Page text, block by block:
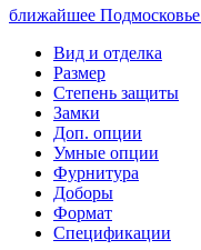
ближайшее Подмосковье
Вид и отделка
Размер
Степень защиты
Замки
Доп. опции
Умные опции
Фурнитура
Доборы
Формат
Спецификации